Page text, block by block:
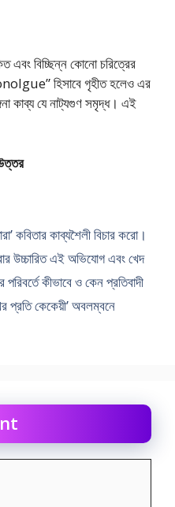
এবং বিচ্ছিন্ন কোনো চরিত্রের
হিসাবে গৃহীত হলেও এর
কাব্য যে নাট্যগুণ সমৃদ্ধ। এই
কবিতার কাব্যশৈলী বিচার করো।
উচ্চারিত এই অভিযোগ এবং খেদ
কীভাবে ও কেন প্রতিবাদী
প্রতি কেকেয়ী’ অবলম্বনে